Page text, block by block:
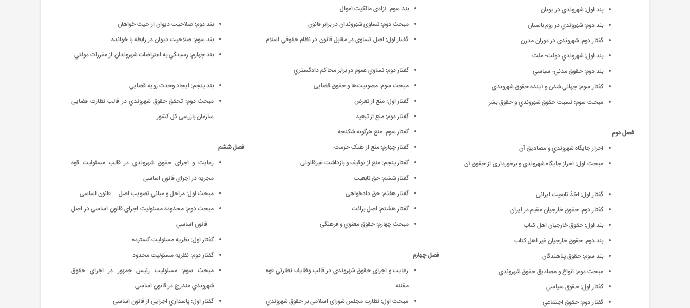
بند اول: شهروندي در يونان
بند دوم: شهروندي در روم باستان
گفتار دوم: شهروندي در دوران مدرن
بند اول: شهروندي دولت- ملت
بند دوم: حقوق مدني- سياسي
گفتار سوم: جهاني شدن و آينده حقوق شهروندي
مبحث سوم: نسبت حقوق شهروندي و حقوق بشر
فصل دوم
احراز جايگاه شهروندي و مصاديق آن
مبحث اول: احراز جايگاه شهروندي و برخورداری از حقوق آن
گفتار اول: اخذ تابعیت ایرانی
گفتار دوم: حقوق خارجیان مقیم در ایران
بند اول: حقوق خارجیان اهل کتاب
بند دوم: حقوق خارجیان غیر اهل کتاب
بند سوم: حقوق پناهندگان
مبحث دوم: انواع و مصاديق حقوق شهروندي
گفتار اول: حقوق سياسي
گفتار دوم: حقوق اجتماعي
بند سوم: آزادی مالكيت اموال
مبحث دوم: تساوی شهروندان در برابر قانون
گفتار اول: اصل تساوي در‌ مقابل‌ قانون در نظام حقوقي اسلام
گفتار دوم: تساوي عموم در برابر محاکم دادگستري
مبحث سوم: مصونیت‌ها و حقوق قضایی
گفتار اول: منع از تعرض
گفتار دوم: منع از تبعید
گفتار سوم: منع هرگونه شكنجه
گفتار چهارم: منع از هتک حرمت
گفتار پنجم: منع از توقیف و بازداشت غیرقانونی
گفتار ششم: حق تابعیت
گفتار هفتم: حق دادخواهی
گفتار هشتم: اصل برائت
مبحث چهارم: حقوق معنوي و فرهنگی
فصل چهارم
رعایت و اجرای حقوق شهروندي در قالب وظايف نظارتي قوه
مقننه
مبحث اول: نظارت مجلس شورای اسلامی بر حقوق شهروندي
بند دوم: صلاحيت ديوان از حيث خواهان
بند سوم: صلاحیت دیوان در رابطه با خوانده
بند چهارم: رسيدگي به اعتراضات شهروندان از مقررات دولتي
بند پنجم: ايجاد وحدت رويه قضايي
مبحث دوم: تحقق حقوق شهروندي در قالب نظارت قضایی
سازمان بازرسی کل کشور
فصل ششم
رعایت و اجرای حقوق شهروندي در قالب مسئولیت قوه
مجریه در اجرای قانون اساسی
مبحث اول: مراحل و مباني تصویب اصل قانون اساسی
مبحث دوم: محدوده مسئولیت اجرای قانون اساسی در اصل
قانون اساسي
گفتار اول: نظریه مسئولیت گسترده
گفتار دوم: نظریه مسئولیت محدود
مبحث سوم: مسئولیت رئیس جمهور در اجراي حقوق
شهروندي مندرج در قانون اساسی
گفتار اول: پاسداري اجرایی از قانون اساسی